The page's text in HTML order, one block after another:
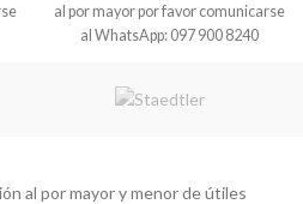
al por mayor por favor comunicarse
al WhatsApp: 097 900 8240
al por mayor y menor de útiles